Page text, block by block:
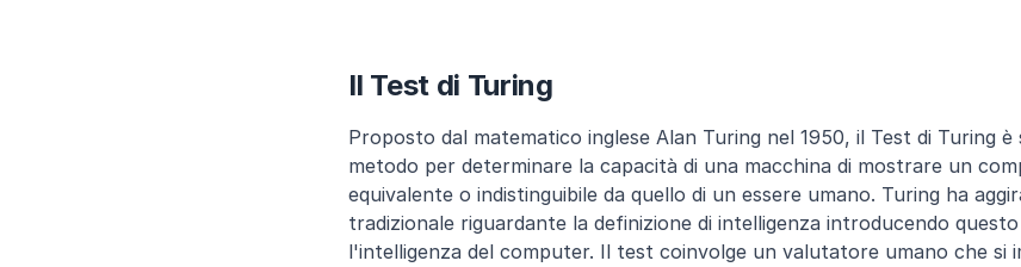
Il Test di Turing
Proposto dal matematico inglese Alan Turing nel 1950, il Test di Turing
metodo per determinare la capacità di una macchina di mostrare un
equivalente o indistinguibile da quello di un essere umano. Turing ha
tradizionale riguardante la definizione di intelligenza introducendo
l'intelligenza del computer. Il test coinvolge un valutatore umano che si